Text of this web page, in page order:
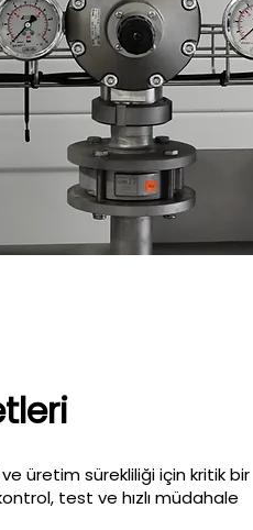
üretim sürekliliği için kritik bir
test ve hızlı müdahale